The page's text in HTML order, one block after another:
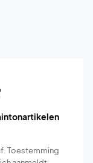
Toestemming